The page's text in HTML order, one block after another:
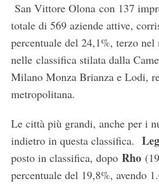
San Vittore Olona con 137
totale di 569 aziende attive,
percentuale del 24,1%, terzo nel
nelle classifica stilata dalla
Milano Monza Brianza e Lodi,
metropolitana.
Le città più grandi, anche per i
indietro in questa classifica.
posto in classifica, dopo Rho
percentuale del 19,8%, avendo